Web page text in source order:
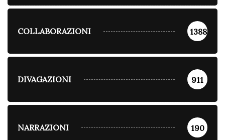
COLLABORAZIONI 1388
DIVAGAZIONI 911
NARRAZIONI 190